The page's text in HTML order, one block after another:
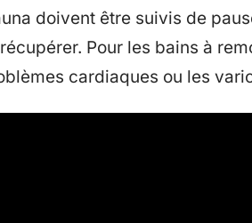
doivent être suivis de
Pour les bains à
cardiaques ou les